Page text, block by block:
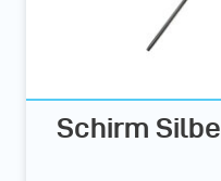
Schirm